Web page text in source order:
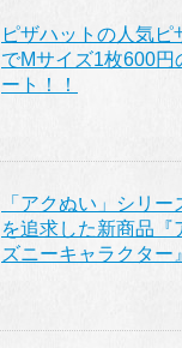
ピザハットの人気ピ
でMサイズ1枚600円
ート！！
「アクぬい」シリ
を追求した新商品『
ズニーキャラクター